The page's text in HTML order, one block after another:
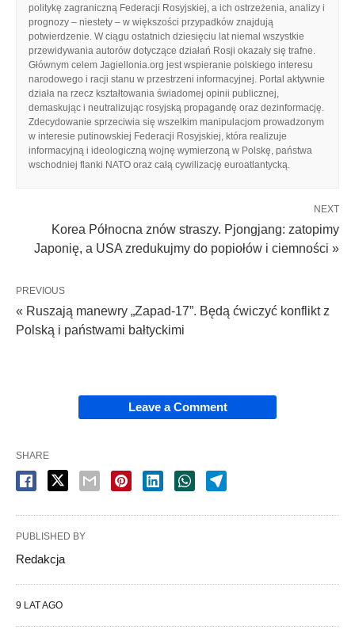
politykę zagraniczną Federacji Rosyjskiej, a ich ostrzeżenia, analizy i
prognozy – niestety – w większości przypadków znajdują
potwierdzenie. W ciągu ostatnich dziesięciu lat niemal wszystkie
przewidywania autorów dotyczące działań Rosji okazały się trafne.
Głównym celem Jagiellonia.org jest wspieranie polskiego interesu
narodowego i racji stanu w przestrzeni informacyjnej. Portal aktywnie
działa na rzecz kształtowania świadomej opinii publicznej,
demaskując i neutralizując rosyjską propagandę oraz dezinformację.
Zdecydowanie sprzeciwia się wszelkim manipulacjom prowadzonym
w interesie putinowskiej Federacji Rosyjskiej, która realizuje
informacyjną i ideologiczną wojnę wymierzoną w Polskę, państwa
wschodniej flanki NATO oraz całą cywilizację euroatlantycką.
NEXT
Korea Północna znów straszy. Pjongjang: zatopimy
Japonię, a USA zredukujmy do popiołów i ciemności »
PREVIOUS
« Ruszają manewry „Zapad-17”. Będą ćwiczyć konflikt z
Polską i państwami bałtyckimi
Leave a Comment
SHARE
PUBLISHED BY
Redakcja
9 LAT AGO